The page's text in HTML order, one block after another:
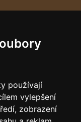
používají
vylepšení
zobrazení